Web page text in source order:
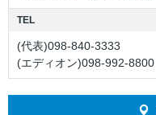
TEL
(代表)098-840-3333
(エディオン)098-992-8800